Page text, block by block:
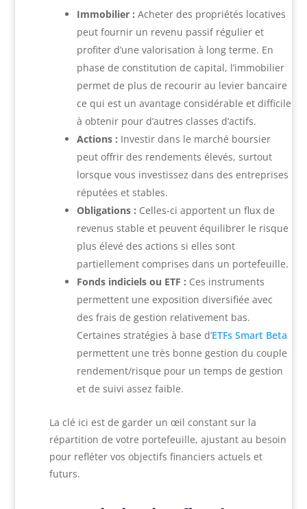
Immobilier : Acheter des propriétés locatives
peut fournir un revenu passif régulier et
profiter d’une valorisation à long terme. En
phase de constitution de capital, l’immobilier
permet de plus de recourir au levier bancaire
ce qui est un avantage considérable et difficile
à obtenir pour d’autres classes d’actifs.
Actions : Investir dans le marché boursier
peut offrir des rendements élevés, surtout
lorsque vous investissez dans des entreprises
réputées et stables.
Obligations : Celles-ci apportent un flux de
revenus stable et peuvent équilibrer le risque
plus élevé des actions si elles sont
partiellement comprises dans un portefeuille.
Fonds indiciels ou ETF : Ces instruments
permettent une exposition diversifiée avec
des frais de gestion relativement bas.
Certaines stratégies à base d’ETFs Smart Beta
permettent une très bonne gestion du couple
rendement/risque pour un temps de gestion
et de suivi assez faible.
La clé ici est de garder un œil constant sur la
répartition de votre portefeuille, ajustant au besoin
pour refléter vos objectifs financiers actuels et
futurs.